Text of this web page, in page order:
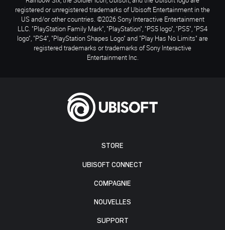
STORE
UBISOFT CONNECT
COMPAGNIE
NOUVELLES
SUPPORT
registered or unregistered trademarks of Ubisoft Entertainment in the
US and/or other countries. ©2026 Sony Interactive Entertainment
LLC. "PlayStation Family Mark", "PlayStation", "PS5 logo", "PS5", "PS4
logo", "PS4", "PlayStation Shapes Logo" and "Play Has No Limits" are
registered trademarks or trademarks of Sony Interactive
Entertainment Inc.